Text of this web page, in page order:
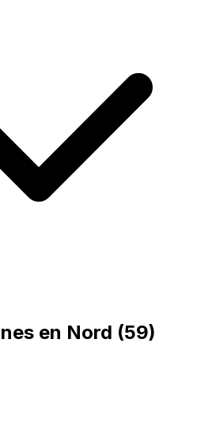
en Nord (59)